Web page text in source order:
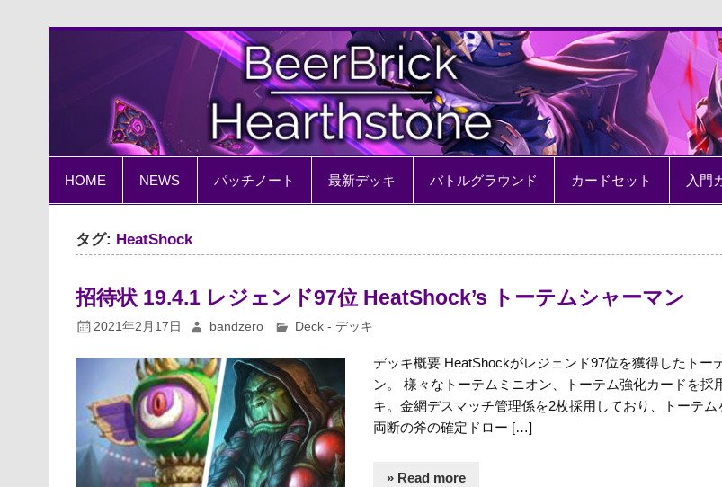
BeerBrick Hearthstone
ハースストーン情報サイト
HOME NEWS パッチノート 最新デッキ バトルグラウンド カードセット 入門
タグ: HeatShock
招待状 19.4.1 レジェンド97位 HeatShock’s トーテムシャーマン
2021年2月17日 bandzero Deck - デッキ
デッキ概要 HeatShockがレジェンド97位を獲得したトー
ン。 様々なトーテムミニオン、トーテム強化カードを採
キ。金網デスマッチ管理係を2枚採用しており、トーテム
両断の斧の確定ドロー […]
» Read more